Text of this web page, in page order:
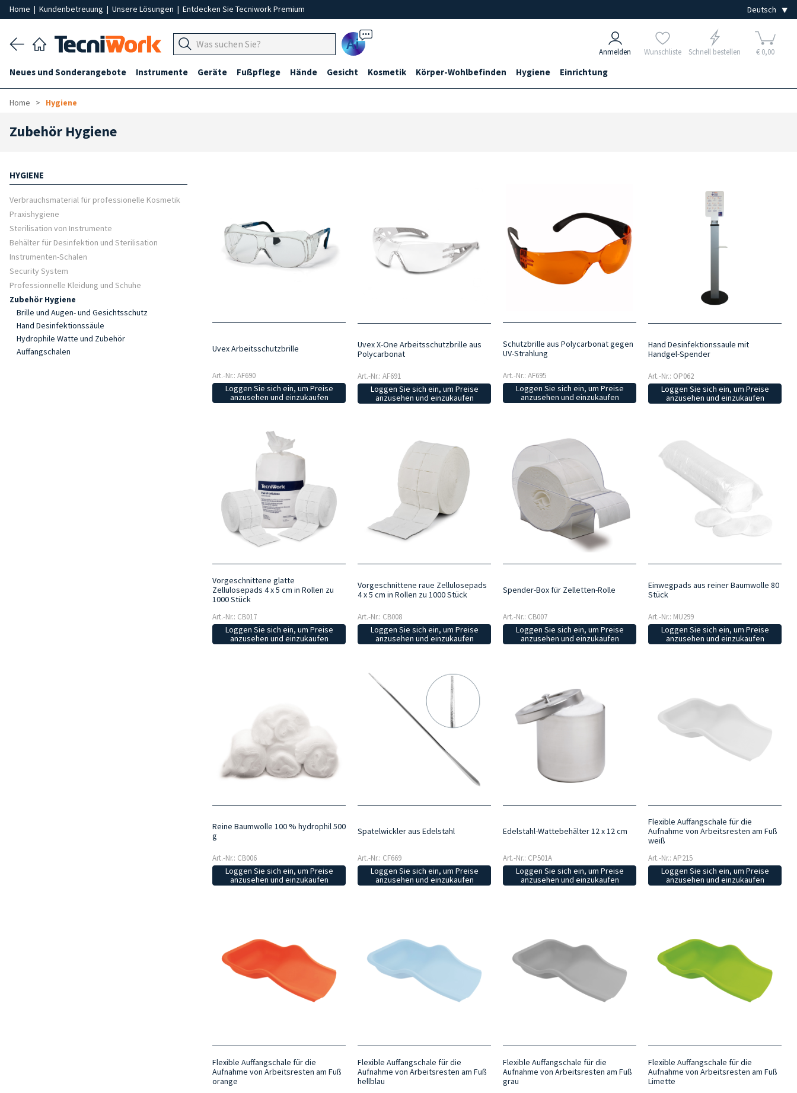
Home | Kundenbetreuung | Unsere Lösungen | Entdecken Sie Tecniwork Premium
Ai Anmelden Wunschliste Schnell bestellen € 0,00
Neues und Sonderangebote Instrumente Geräte Fußpflege Hände Gesicht Kosmetik Körper-Wohlbefinden Hygiene Einrichtung
Home Hygiene
Zubehör Hygiene
HYGIENE
Verbrauchsmaterial für professionelle Kosmetik
Praxishygiene
Sterilisation von Instrumente
Behälter für Desinfektion und Sterilisation
Instrumenten-Schalen
Security System
Professionnelle Kleidung und Schuhe
Zubehör Hygiene
Brille und Augen- und Gesichtsschutz
Hand Desinfektionssäule
Hydrophile Watte und Zubehör
Auffangschalen
Uvex Arbeitsschutzbrille
Art.-Nr.: AF690
Loggen Sie sich ein, um Preise
anzusehen und einzukaufen
Uvex X-One Arbeitsschutzbrille aus
Polycarbonat
Art.-Nr.: AF691
Loggen Sie sich ein, um Preise
anzusehen und einzukaufen
Schutzbrille aus Polycarbonat gegen
UV-Strahlung
Art.-Nr.: AF695
Loggen Sie sich ein, um Preise
anzusehen und einzukaufen
Hand Desinfektionssaule mit
Handgel-Spender
Art.-Nr.: OP062
Loggen Sie sich ein, um Preise
anzusehen und einzukaufen
Vorgeschnittene glatte
Zellulosepads 4 x 5 cm in Rollen zu
1000 Stück
Art.-Nr.: CB017
Loggen Sie sich ein, um Preise
anzusehen und einzukaufen
Vorgeschnittene raue Zellulosepads
4 x 5 cm in Rollen zu 1000 Stück
Art.-Nr.: CB008
Loggen Sie sich ein, um Preise
anzusehen und einzukaufen
Spender-Box für Zelletten-Rolle
Art.-Nr.: CB007
Loggen Sie sich ein, um Preise
anzusehen und einzukaufen
Einwegpads aus reiner Baumwolle 80
Stück
Art.-Nr.: MU299
Loggen Sie sich ein, um Preise
anzusehen und einzukaufen
Reine Baumwolle 100 % hydrophil 500
g
Art.-Nr.: CB006
Loggen Sie sich ein, um Preise
anzusehen und einzukaufen
Spatelwickler aus Edelstahl
Art.-Nr.: CF669
Loggen Sie sich ein, um Preise
anzusehen und einzukaufen
Edelstahl-Wattebehälter 12 x 12 cm
Art.-Nr.: CP501A
Loggen Sie sich ein, um Preise
anzusehen und einzukaufen
Flexible Auffangschale für die
Aufnahme von Arbeitsresten am Fuß
weiß
Art.-Nr.: AP215
Loggen Sie sich ein, um Preise
anzusehen und einzukaufen
Flexible Auffangschale für die
Aufnahme von Arbeitsresten am Fuß
orange
Flexible Auffangschale für die
Aufnahme von Arbeitsresten am Fuß
hellblau
Flexible Auffangschale für die
Aufnahme von Arbeitsresten am Fuß
grau
Flexible Auffangschale für die
Aufnahme von Arbeitsresten am Fuß
Limette